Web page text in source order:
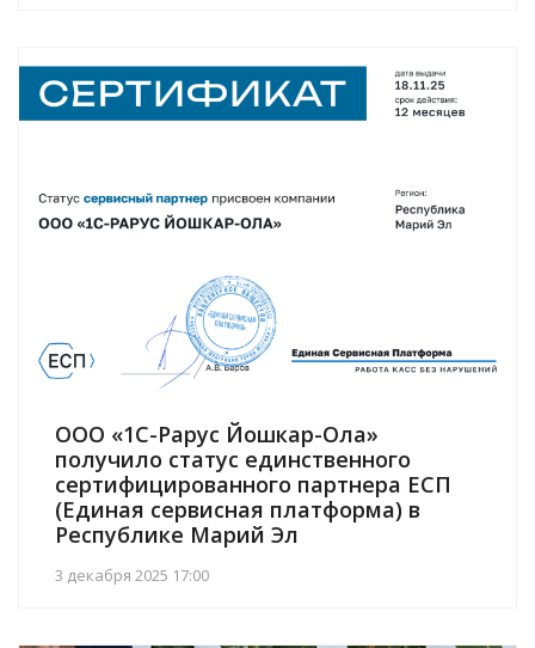
ООО «1С-Рарус Йошкар-Ола»
получило статус единственного
сертифицированного партнера ЕСП
(Единая сервисная платформа) в
Республике Марий Эл
3 декабря 2025 17:00